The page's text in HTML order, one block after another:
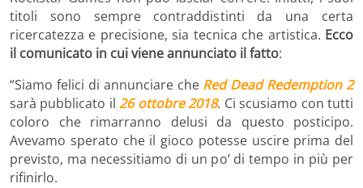
titoli sono sempre contraddistinti da una certa
ricercatezza e precisione, sia tecnica che artistica. Ecco
il comunicato in cui viene annunciato il fatto:
“Siamo felici di annunciare che Red Dead Redemption 2
sarà pubblicato il26 ottobre 2018. Ci scusiamo con tutti
coloro che rimarranno delusi da questo posticipo.
Avevamo sperato che il gioco potesse uscire prima del
previsto, ma necessitiamo di un po’ di tempo in più per
rifinirlo.